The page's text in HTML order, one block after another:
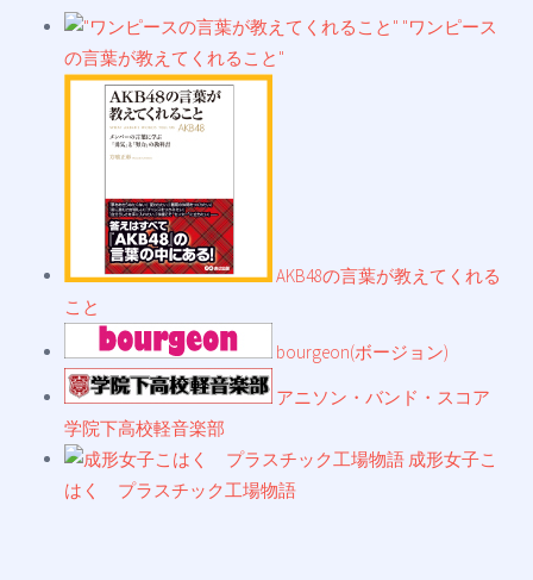
"ワンピース
の言葉が教えてくれること"
AKB48の言葉が教えてくれる
こと
bourgeon(ボージョン)
アニソン・バンド・スコア
学院下高校軽音楽部
成形女子こ
はく プラスチック工場物語